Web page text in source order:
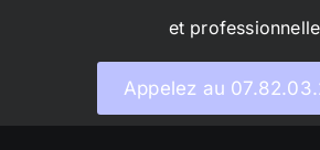
et
Appelez au